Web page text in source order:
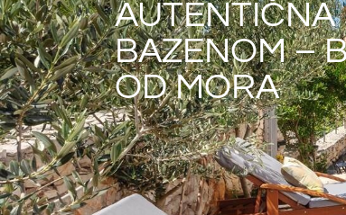
BAZENOM –
OD MORA